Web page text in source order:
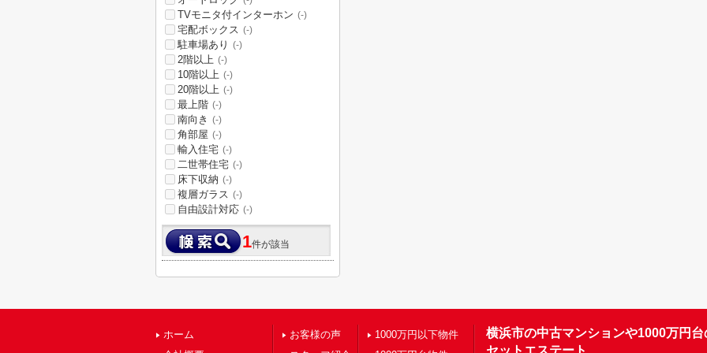
TVモニタ付インターホン (-)
宅配ボックス (-)
駐車場あり (-)
2階以上 (-)
10階以上 (-)
20階以上 (-)
最上階 (-)
南向き (-)
角部屋 (-)
輸入住宅 (-)
二世帯住宅 (-)
床下収納 (-)
複層ガラス (-)
自由設計対応 (-)
1件が該当
ホーム
お客様の声
1000万円以下物件
横浜市の中古マンションや1000万円
セットエステート